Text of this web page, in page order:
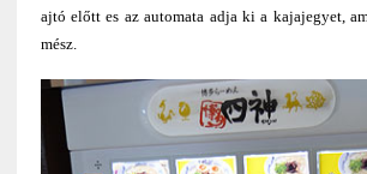
ajtó előtt es az automata adja ki a kajajegyet,
mész.